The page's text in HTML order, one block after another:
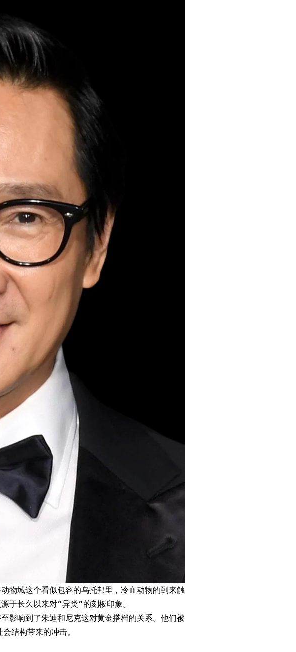
物城这个看似包容的乌托邦里，冷血动物的到来触
于长久以来对”异类”的刻板印象。
影响到了朱迪和尼克这对黄金搭档的关系。他们被
结构带来的冲击。